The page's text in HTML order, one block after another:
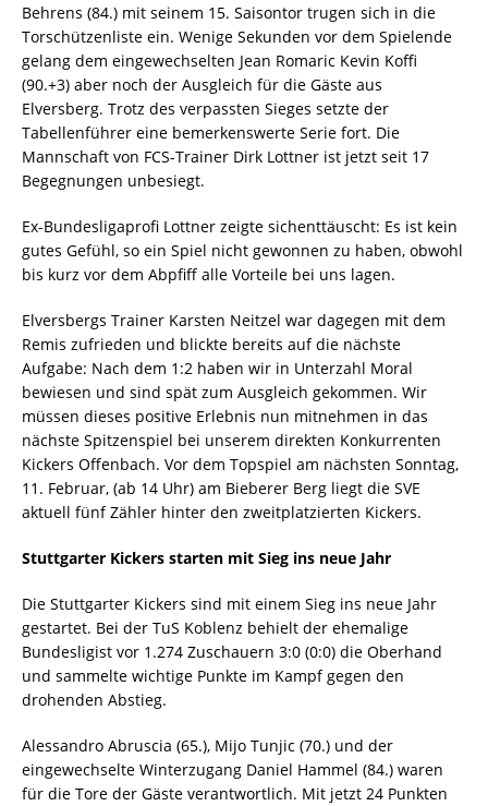
Behrens (84.) mit seinem 15. Saisontor trugen sich in die
Torschützenliste ein. Wenige Sekunden vor dem Spielende
gelang dem eingewechselten Jean Romaric Kevin Koffi
(90.+3) aber noch der Ausgleich für die Gäste aus
Elversberg. Trotz des verpassten Sieges setzte der
Tabellenführer eine bemerkenswerte Serie fort. Die
Mannschaft von FCS-Trainer Dirk Lottner ist jetzt seit 17
Begegnungen unbesiegt.
Ex-Bundesligaprofi Lottner zeigte sichenttäuscht: Es ist kein
gutes Gefühl, so ein Spiel nicht gewonnen zu haben, obwohl
bis kurz vor dem Abpfiff alle Vorteile bei uns lagen.
Elversbergs Trainer Karsten Neitzel war dagegen mit dem
Remis zufrieden und blickte bereits auf die nächste
Aufgabe: Nach dem 1:2 haben wir in Unterzahl Moral
bewiesen und sind spät zum Ausgleich gekommen. Wir
müssen dieses positive Erlebnis nun mitnehmen in das
nächste Spitzenspiel bei unserem direkten Konkurrenten
Kickers Offenbach. Vor dem Topspiel am nächsten Sonntag,
11. Februar, (ab 14 Uhr) am Bieberer Berg liegt die SVE
aktuell fünf Zähler hinter den zweitplatzierten Kickers.
Stuttgarter Kickers starten mit Sieg ins neue Jahr
Die Stuttgarter Kickers sind mit einem Sieg ins neue Jahr
gestartet. Bei der TuS Koblenz behielt der ehemalige
Bundesligist vor 1.274 Zuschauern 3:0 (0:0) die Oberhand
und sammelte wichtige Punkte im Kampf gegen den
drohenden Abstieg.
Alessandro Abruscia (65.), Mijo Tunjic (70.) und der
eingewechselte Winterzugang Daniel Hammel (84.) waren
für die Tore der Gäste verantwortlich. Mit jetzt 24 Punkten